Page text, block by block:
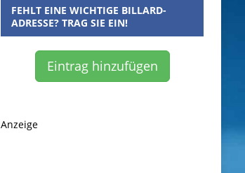
FEHLT EINE WICHTIGE BILLARD-
ADRESSE? TRAG SIE EIN!
Eintrag hinzufügen
Anzeige